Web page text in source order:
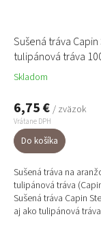
Sušená tráva
tulipánová tráva
oranžová
Skladom
6,75 € / zväzok
Vrátane DPH
Do košíka
Sušená tráva na
tulipánová tráva
Sušená tráva Capin
aj ako tulipánová